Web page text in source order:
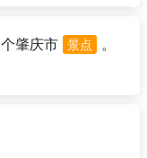
个肇庆市 景点 。